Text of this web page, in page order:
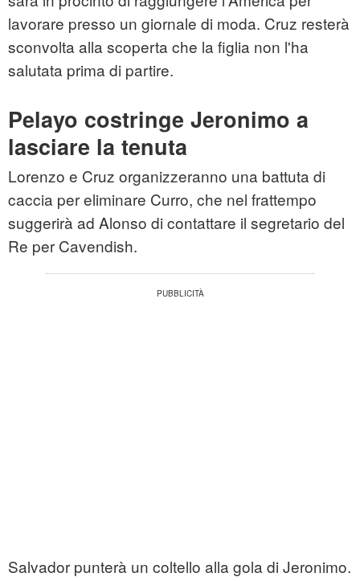
lavorare presso un giornale di moda. Cruz resterà
sconvolta alla scoperta che la figlia non l'ha
salutata prima di partire.
Pelayo costringe Jeronimo a
lasciare la tenuta
Lorenzo e Cruz organizzeranno una battuta di
caccia per eliminare Curro, che nel frattempo
suggerirà ad Alonso di contattare il segretario del
Re per Cavendish.
Salvador punterà un coltello alla gola di Jeronimo.